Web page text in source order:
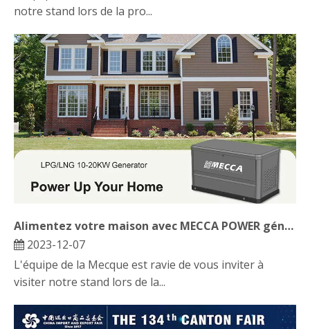
notre stand lors de la pro...
Alimentez votre maison avec MECCA POWER générateur!
2023-12-07
L'équipe de la Mecque est ravie de vous inviter à
visiter notre stand lors de la...